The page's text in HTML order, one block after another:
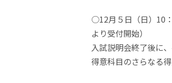
○12月５日（日）10
より受付開始）
入試説明会終了後に
得意科目のさらなる